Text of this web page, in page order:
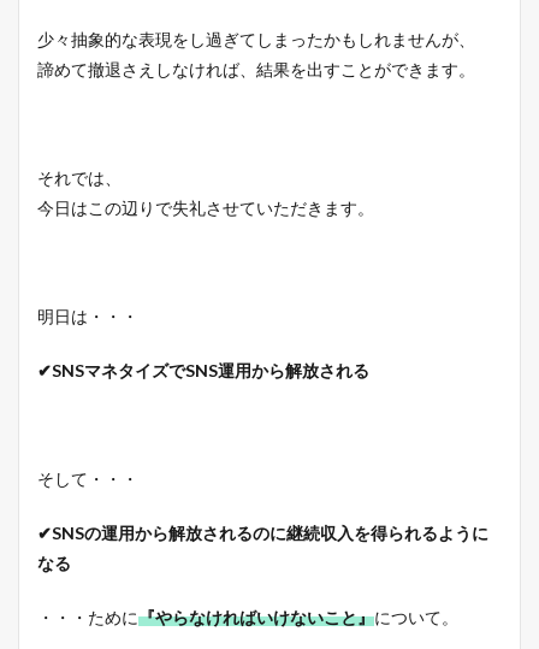
少々抽象的な表現をし過ぎてしまったかもしれませんが、
諦めて撤退さえしなければ、結果を出すことができます。
それでは、
今日はこの辺りで失礼させていただきます。
明日は・・・
✔SNSマネタイズでSNS運用から解放される
そして・・・
✔SNSの運用から解放されるのに継続収入を得られるように
なる
・・・ために『やらなければいけないこと』について。